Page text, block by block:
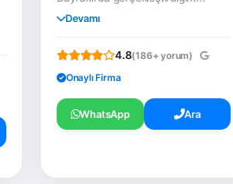
Devamı
4.8(186+ yorum)
Onaylı Firma
WhatsApp Ara